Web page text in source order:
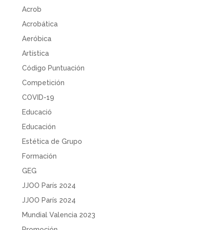
Acrob
Acrobática
Aeróbica
Artística
Código Puntuación
Competición
COVID-19
Educació
Educación
Estética de Grupo
Formación
GEG
JJOO París 2024
JJOO París 2024
Mundial Valencia 2023